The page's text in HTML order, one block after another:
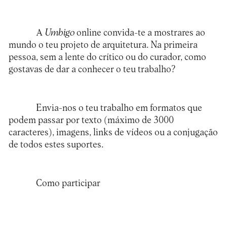
A Umbigoonline convida-te a mostrares ao
mundo o teu projeto de arquitetura. Na primeira
pessoa, sem a lente do crítico ou do curador, como
gostavas de dar a conhecer o teu trabalho?
Envia-nos o teu trabalho em formatos que
podem passar por texto (máximo de 3000
caracteres), imagens, links de vídeos ou a conjugação
de todos estes suportes.
Como participar